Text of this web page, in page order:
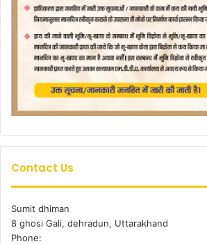
Contact Us
Sumit dhiman
8 ghosi Gali, dehradun, Uttarakhand
Phone: